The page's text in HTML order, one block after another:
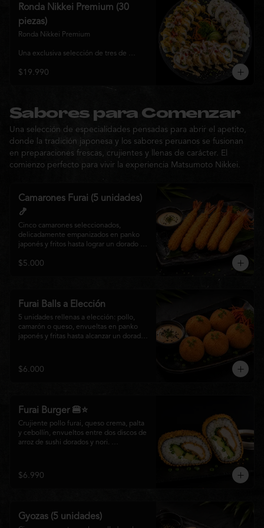
y sabor, ideal para compartir entre 3 y 4
Ronda Nikkei Premium (30
piezas)
Ronda Nikkei Premium
Una exclusiva selección de tres de
elaborados con ingredientes frescos y
pensada para compartir y descubrir la
esencia de Matsumoto Nikkei en cada
bocado.
$19.990
Sabores para Comenzar
Una selección de especialidades pensadas para abrir el apetito,
donde la tradición japonesa y los sabores peruanos se fusionan
en preparaciones frescas, crujientes y llenas de carácter. El
comienzo perfecto para vivir la experiencia Matsumoto Nikkei.
Camarones Furai (5 unidades)
🍤
Cinco camarones seleccionados,
delicadamente empanizados en panko
japonés y fritos hasta lograr un dorado
por dentro, acompañados de nuestra
nikkei.
$5.000
Furai Balls a Elección
5 unidades rellenas a elección: pollo,
camarón o queso, envueltas en panko
japonés y fritas hasta alcanzar un dorado
$6.000
Furai Burger 🍔⭐
Crujiente pollo furai, queso crema, palta
y cebollín, envueltos entre dos discos de
arroz de sushi dorados y nori.
tradición japonesa con el sabor nikkei en
cada bocado.
$6.990
Gyozas (5 unidades)